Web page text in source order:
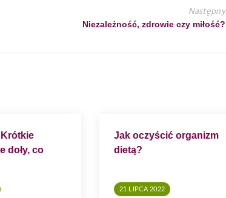
Następny
Niezależność, zdrowie czy miłość?
doły, co
Jak oczyścić organizm
dietą?
21 LIPCA 2022